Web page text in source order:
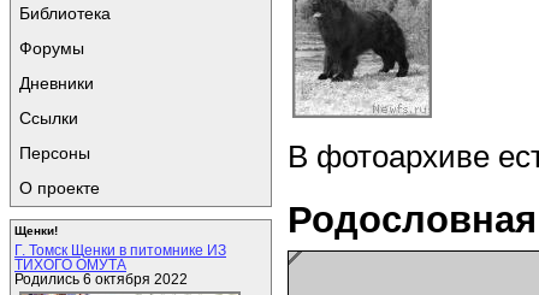
Библиотека
Форумы
Дневники
Ссылки
Персоны
О проекте
Щенки!
Г. Томск Щенки в питомнике ИЗ
ТИХОГО ОМУТА
Родились 6 октября 2022
В фотоархиве
Родословная